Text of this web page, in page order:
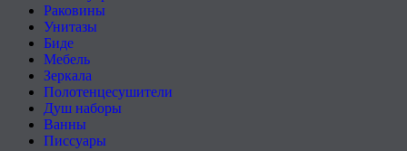
Раковины
Унитазы
Биде
Мебель
Зеркала
Полотенцесушители
Душ наборы
Ванны
Писсуары